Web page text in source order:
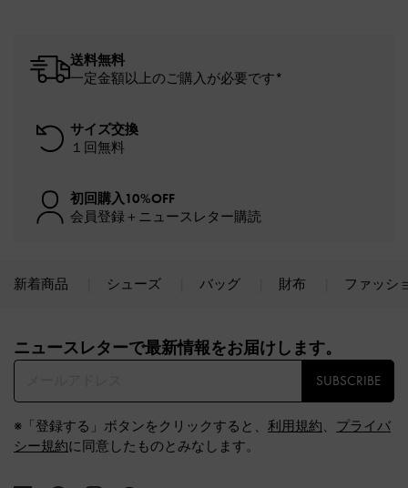
送料無料
一定金額以上のご購入が必要です*
サイズ交換
１回無料
初回購入10%OFF
会員登録＋ニュースレター購読
新着商品 シューズ バッグ 財布 ファッシ
ニュースレターで最新情報をお届けします。​
SUBSCRIBE
※「登録する」ボタンをクリックすると、 利用規約、 プライバ
シー規約に同意したものとみなします。